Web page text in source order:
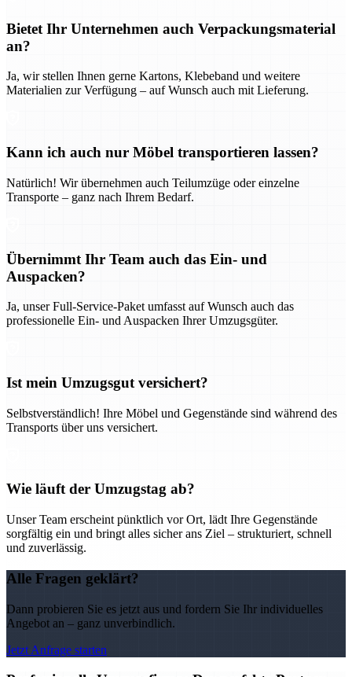
Bietet Ihr Unternehmen auch Verpackungsmaterial
an?
Ja, wir stellen Ihnen gerne Kartons, Klebeband und weitere
Materialien zur Verfügung – auf Wunsch auch mit Lieferung.
Kann ich auch nur Möbel transportieren lassen?
Natürlich! Wir übernehmen auch Teilumzüge oder einzelne
Transporte – ganz nach Ihrem Bedarf.
Übernimmt Ihr Team auch das Ein- und
Auspacken?
Ja, unser Full-Service-Paket umfasst auf Wunsch auch das
professionelle Ein- und Auspacken Ihrer Umzugsgüter.
Ist mein Umzugsgut versichert?
Selbstverständlich! Ihre Möbel und Gegenstände sind während des
Transports über uns versichert.
Wie läuft der Umzugstag ab?
Unser Team erscheint pünktlich vor Ort, lädt Ihre Gegenstände
sorgfältig ein und bringt alles sicher ans Ziel – strukturiert, schnell
und zuverlässig.
Alle Fragen geklärt?
Dann probieren Sie es jetzt aus und fordern Sie Ihr individuelles
Angebot an – ganz unverbindlich.
Jetzt Anfrage starten